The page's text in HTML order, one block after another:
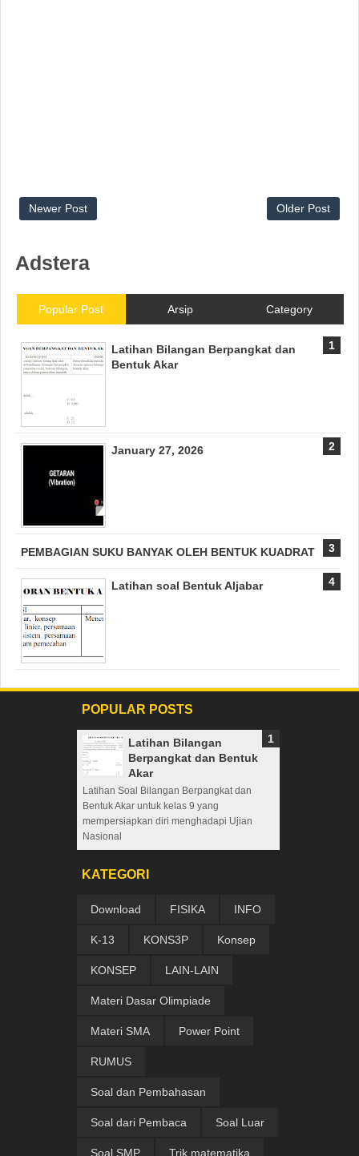
Newer Post Older Post
Adstera
Popular Post Arsip Category
Latihan Bilangan Berpangkat dan
Bentuk Akar
January 27, 2026
PEMBAGIAN SUKU BANYAK OLEH BENTUK KUADRAT
Latihan soal Bentuk Aljabar
POPULAR POSTS
Latihan Bilangan
Berpangkat dan Bentuk
Akar
Latihan Soal Bilangan Berpangkat dan
Bentuk Akar untuk kelas 9 yang
mempersiapkan diri menghadapi Ujian
Nasional
KATEGORI
Download FISIKA INFO
K-13 KONS3P Konsep
KONSEP LAIN-LAIN
Materi Dasar Olimpiade
Materi SMA Power Point
RUMUS
Soal dan Pembahasan
Soal dari Pembaca Soal Luar
Soal SMP Trik matematika